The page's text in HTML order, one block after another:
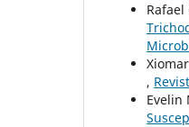
,
Evelin